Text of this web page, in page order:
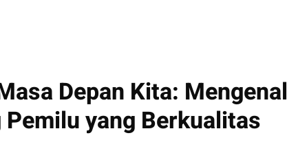
Depan Kita: Mengenal
yang Berkualitas